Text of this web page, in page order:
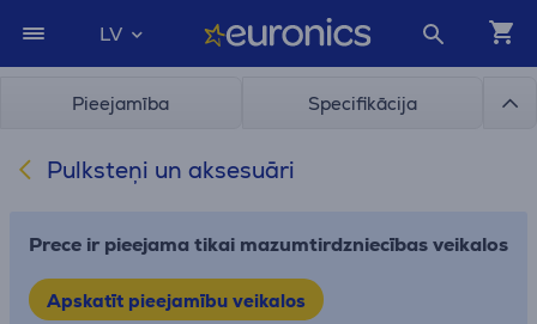
LV
Pieejamība Specifikācija
Pulksteņi un aksesuāri
Prece ir pieejama tikai mazumtirdzniecības veikalos
Apskatīt pieejamību veikalos